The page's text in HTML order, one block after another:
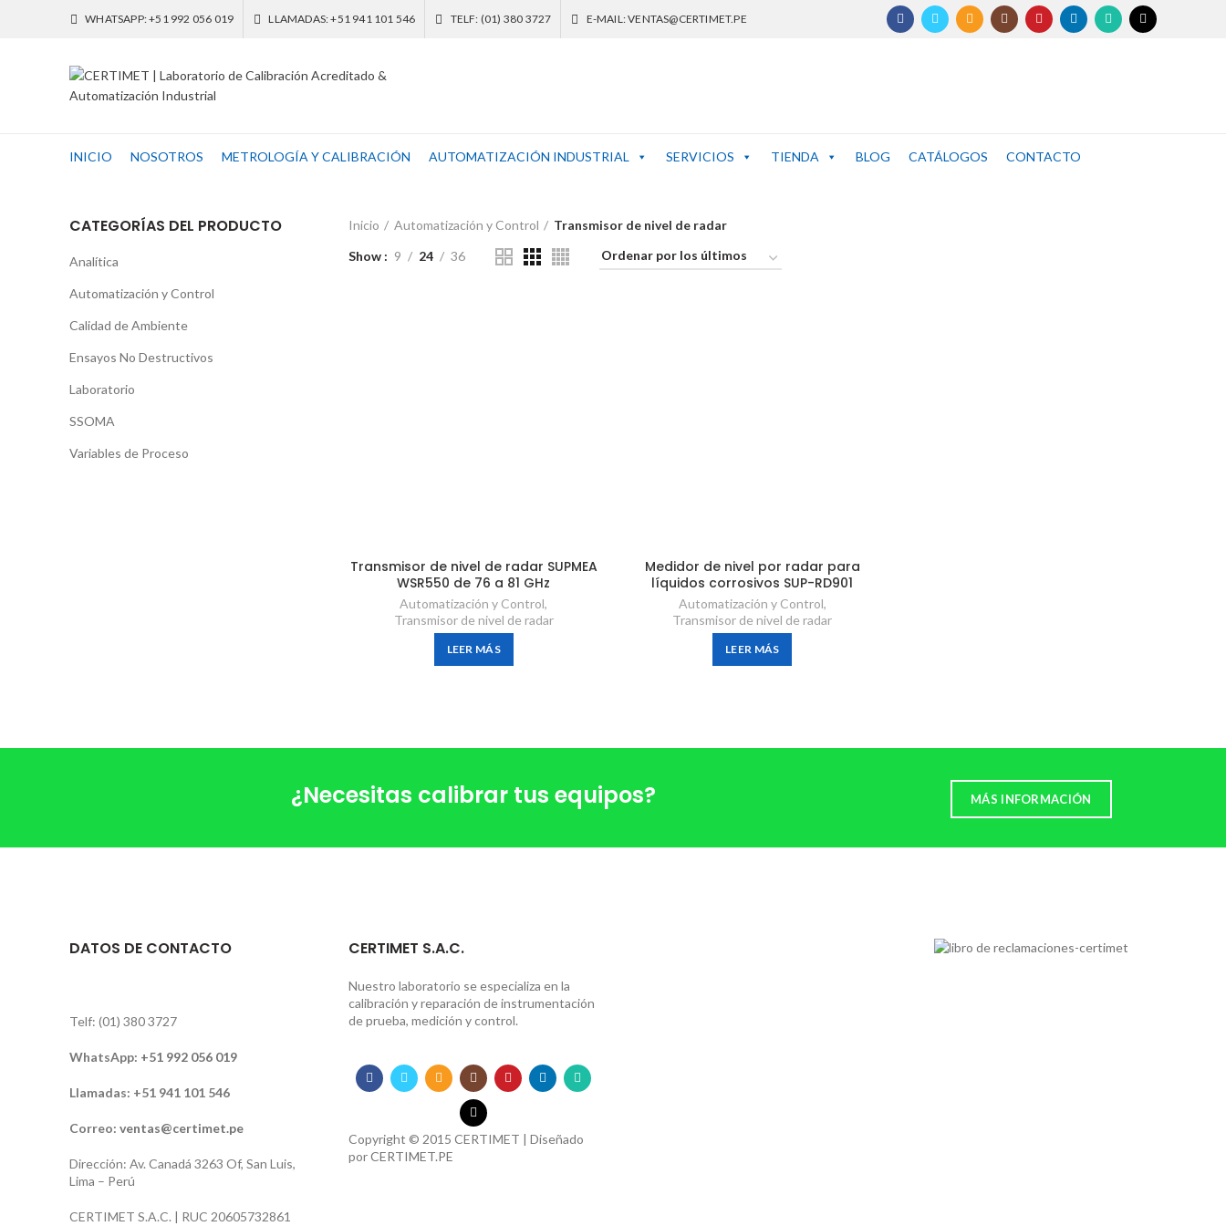
WHATSAPP: +51 992 056 019 LLAMADAS: +51 941 101 546 TELF: (01) 380 3727 E-MAIL: VENTAS@CERTIMET.PE
INICIO NOSOTROS METROLOGÍA Y CALIBRACIÓN AUTOMATIZACIÓN INDUSTRIAL SERVICIOS TIENDA BLOG CATÁLOGOS CONTACTO
CATEGORÍAS DEL PRODUCTO
Analítica
Automatización y Control
Calidad de Ambiente
Ensayos No Destructivos
Laboratorio
SSOMA
Variables de Proceso
Inicio Automatización y Control
Transmisor de nivel de radar
Show
9 24 36
Transmisor de nivel de radar SUPMEA
WSR550 de 76 a 81 GHz
Automatización y Control,
Transmisor de nivel de radar
LEER MÁS
Medidor de nivel por radar para
líquidos corrosivos SUP-RD901
Automatización y Control,
Transmisor de nivel de radar
LEER MÁS
¿Necesitas calibrar tus equipos? MÁS INFORMACIÓN
DATOS DE CONTACTO
Telf: (01) 380 3727
WhatsApp: +51 992 056 019
Llamadas: +51 941 101 546
Correo: ventas@certimet.pe
Dirección: Av. Canadá 3263 Of, San Luis,
Lima – Perú
CERTIMET S.A.C. | RUC 20605732861
CERTIMET S.A.C.
Nuestro laboratorio se especializa en la
calibración y reparación de instrumentación
de prueba, medición y control.
Copyright © 2015 CERTIMET | Diseñado
porCERTIMET.PE